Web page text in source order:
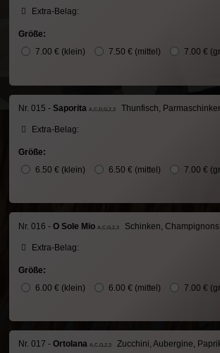
Extra-Belag:
Größe:
7.00 € (klein) 7.50 € (mittel) 7.00 €
Nr. 015 - Saporita A,C,D,G,2,3 Thunfisch,
Extra-Belag:
Größe:
6.50 € (klein) 6.50 € (mittel) 7.00 €
Nr. 016 - O Sole Mio A,C,G,2,3 Schinken,
Extra-Belag:
Größe:
6.00 € (klein) 6.00 € (mittel) 7.00 €
Nr. 017 - Ortolana A,C,G,2,3 Zucchini, Aubergine,